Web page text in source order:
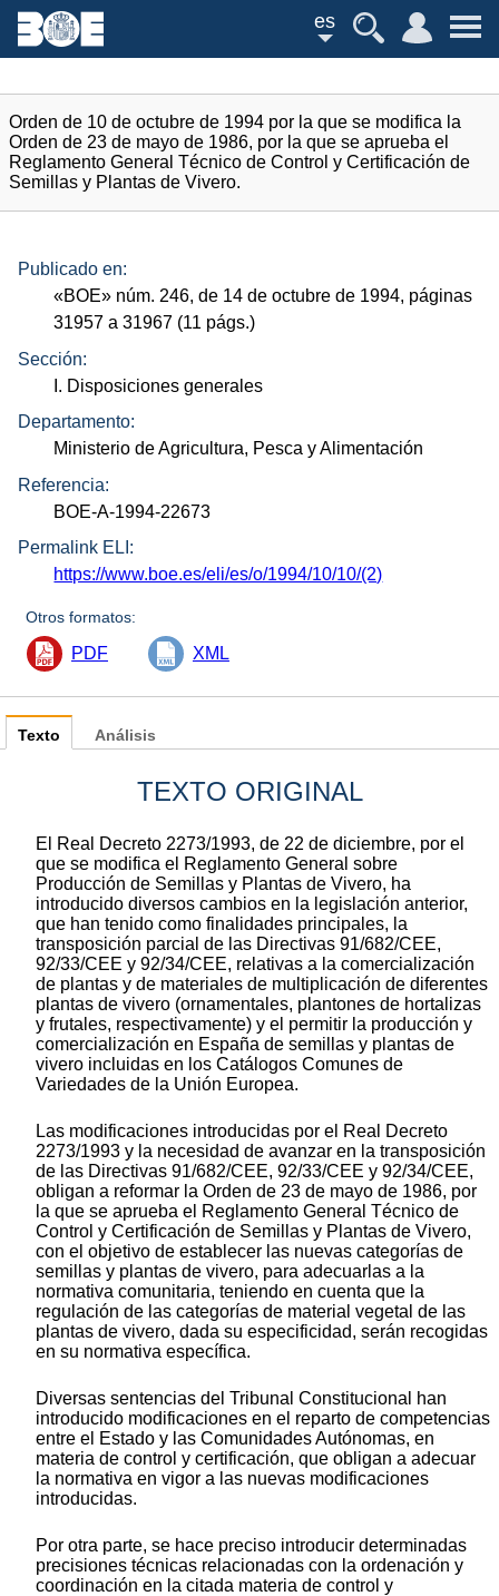
es
Orden de 10 de octubre de 1994 por la que se modifica la
Orden de 23 de mayo de 1986, por la que se aprueba el
Reglamento General Técnico de Control y Certificación de
Semillas y Plantas de Vivero.
Publicado en:
«BOE» núm. 246, de 14 de octubre de 1994, páginas
31957 a 31967 (11 págs.)
Sección:
I. Disposiciones generales
Departamento:
Ministerio de Agricultura, Pesca y Alimentación
Referencia:
BOE-A-1994-22673
Permalink ELI:
https://www.boe.es/eli/es/o/1994/10/10/(2)
Otros formatos:
PDF XML
Texto
TEXTO ORIGINAL
El Real Decreto 2273/1993, de 22 de diciembre, por el
que se modifica el Reglamento General sobre
Producción de Semillas y Plantas de Vivero, ha
introducido diversos cambios en la legislación anterior,
que han tenido como finalidades principales, la
transposición parcial de las Directivas 91/682/CEE,
92/33/CEE y 92/34/CEE, relativas a la comercialización
de plantas y de materiales de multiplicación de diferentes
plantas de vivero (ornamentales, plantones de hortalizas
y frutales, respectivamente) y el permitir la producción y
comercialización en España de semillas y plantas de
vivero incluidas en los Catálogos Comunes de
Variedades de la Unión Europea.
Las modificaciones introducidas por el Real Decreto
2273/1993 y la necesidad de avanzar en la transposición
de las Directivas 91/682/CEE, 92/33/CEE y 92/34/CEE,
obligan a reformar la Orden de 23 de mayo de 1986, por
la que se aprueba el Reglamento General Técnico de
Control y Certificación de Semillas y Plantas de Vivero,
con el objetivo de establecer las nuevas categorías de
semillas y plantas de vivero, para adecuarlas a la
normativa comunitaria, teniendo en cuenta que la
regulación de las categorías de material vegetal de las
plantas de vivero, dada su especificidad, serán recogidas
en su normativa específica.
Diversas sentencias del Tribunal Constitucional han
introducido modificaciones en el reparto de competencias
entre el Estado y las Comunidades Autónomas, en
materia de control y certificación, que obligan a adecuar
la normativa en vigor a las nuevas modificaciones
introducidas.
Por otra parte, se hace preciso introducir determinadas
precisiones técnicas relacionadas con la ordenación y
coordinación en la citada materia de control y
Análisis